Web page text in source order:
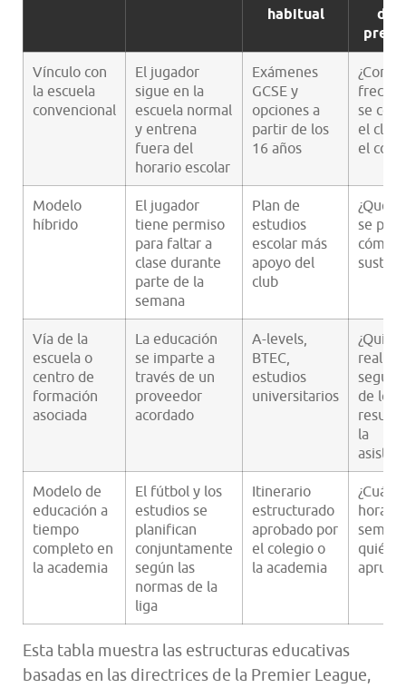
habitual
Vínculo con
la escuela
convencional
El jugador
sigue en la
escuela normal
y entrena
fuera del
horario escolar
Exámenes
GCSE y
opciones a
partir de los
16 años
¿Con
se
el club
el
Modelo
híbrido
El jugador
tiene permiso
para faltar a
clase durante
parte de la
semana
Plan de
estudios
escolar más
apoyo del
club
¿Qué
se
cómo
Vía de la
escuela o
centro de
formación
asociada
La educación
se imparte a
través de un
proveedor
acordado
A-levels,
BTEC,
estudios
universitarios
¿Quién
realiza
de los
la
Modelo de
educación a
tiempo
completo en
la academia
El fútbol y los
estudios se
planifican
conjuntamente
según las
normas de la
liga
Itinerario
estructurado
aprobado por
el colegio o
la academia
¿Cuál
horario
quién
Esta tabla muestra las estructuras educativas
basadas en las directrices de la Premier League,